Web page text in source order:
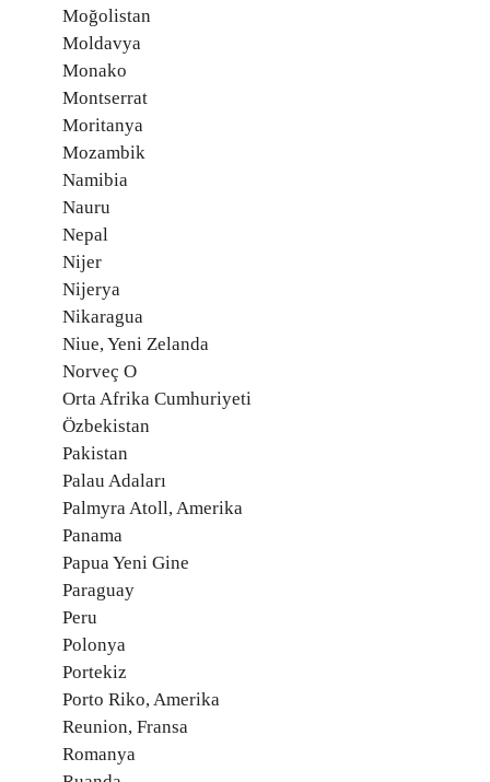
Moğolistan
Moldavya
Monako
Montserrat
Moritanya
Mozambik
Namibia
Nauru
Nepal
Nijer
Nijerya
Nikaragua
Niue, Yeni Zelanda
Norveç O
Orta Afrika Cumhuriyeti
Özbekistan
Pakistan
Palau Adaları
Palmyra Atoll, Amerika
Panama
Papua Yeni Gine
Paraguay
Peru
Polonya
Portekiz
Porto Riko, Amerika
Reunion, Fransa
Romanya